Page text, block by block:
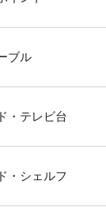
ブル
・テレビ台
・シェルフ